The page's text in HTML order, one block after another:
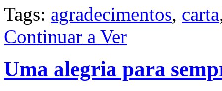
Tags: agradecimentos, carta
Continuar a Ver
Uma alegria para